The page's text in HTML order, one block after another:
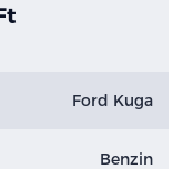
Ford Kuga
Benzin